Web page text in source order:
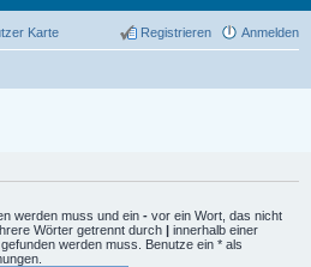
Karte Anmelden
Registrieren
werden muss und ein - vor ein Wort, das nicht
Wörter getrennt durch | innerhalb einer
werden muss. Benutze ein * als